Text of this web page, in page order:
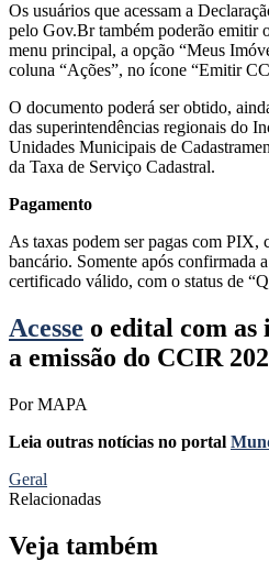
Os usuários que acessam a
pelo Gov.Br também poderão emitir
menu principal, a opção “Meus
coluna “Ações”, no ícone “Emitir
O documento poderá ser obtido,
das superintendências regionais do
Unidades Municipais de
da Taxa de Serviço Cadastral.
Pagamento
As taxas podem ser pagas com PIX,
bancário. Somente após confirmada
certificado válido, com o status de
Acesse o edital com as
a emissão do CCIR
Por MAPA
Leia outras notícias no portal
Geral
Relacionadas
Veja também